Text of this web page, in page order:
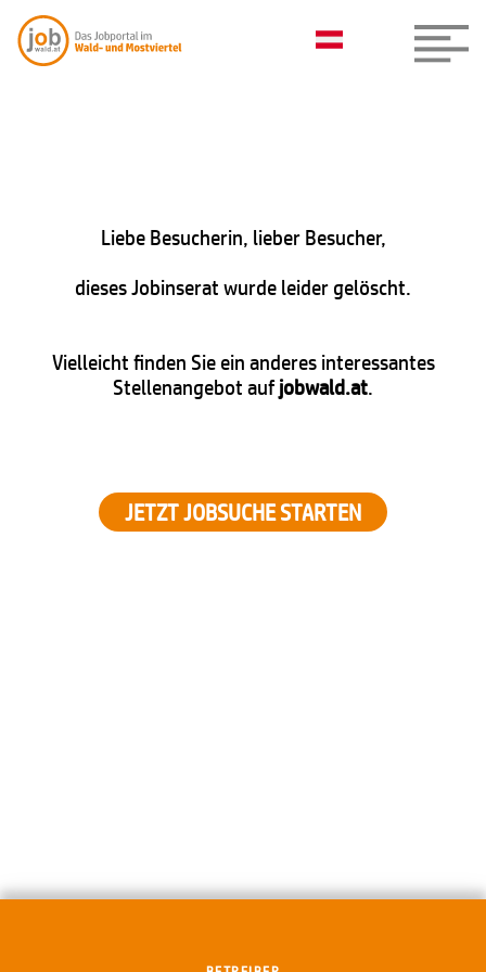
Liebe Besucherin, lieber Besucher,
dieses Jobinserat wurde leider gelöscht.
Vielleicht finden Sie ein anderes interessantes
Stellenangebot aufjobwald.at.
JETZT JOBSUCHE STARTEN